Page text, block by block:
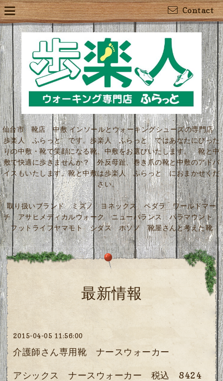
Contact
仙台市 靴店 中敷 インソールとウォーキングシューズの専門店
歩楽人 ふらっと です。歩楽人 ふらっと ではあなたにぴった
りの中敷・靴で笑顔になる靴、中敷をお選びいたします。 靴と中
敷で快適に歩きませんか？ 外反母趾、巻き爪の靴と中敷のアドバ
イスもいたします。靴と中敷は歩楽人 ふらっと におまかせくだ
さい。
取り扱いブランド ミズノ ヨネックス ペダラ ワールドマー
チ アサヒメディカルウォーク ニューバランス パラマウント
フットライフヤマモト シダス ホソノ 靴屋さんと考えた靴
最新情報
2015-04-05 11:56:00
介護師さん専用靴 ナースウォーカー
アシックス ナースウォーカー 税込 8424